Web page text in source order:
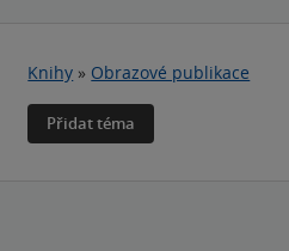
Knihy » Obrazové publikace
Přidat téma